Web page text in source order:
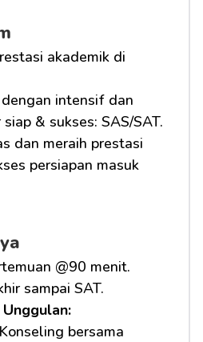
akademik di
intensif dan
& sukses: SAS/SAT.
dan meraih prestasi
persiapan masuk
@90 menit.
sampai SAT.
bersama